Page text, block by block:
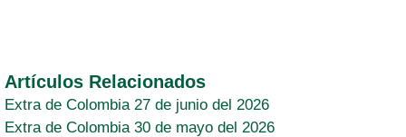
Artículos Relacionados
Extra de Colombia 27 de junio del 2026
Extra de Colombia 30 de mayo del 2026